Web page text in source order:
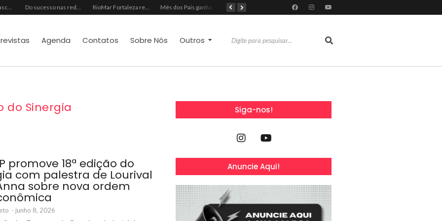
Almoço e churrasco de Dia dos Pais impulsionam vendas no varejo alimentar Do sucesso nas redes sociais à revelação no cenário musical, Beniicio Abraão lança “Me Perdeu” RioMar Fortaleza recebe superagenda de shows nacionais no mês dos Pais
Agenda Contatos Sobre Nós Outros
do Sinergia
promove 18ª edição do
com palestra de Lourival
sobre nova ordem
- junho 8, 2026
Siga-nos!
Anuncie Aqui!